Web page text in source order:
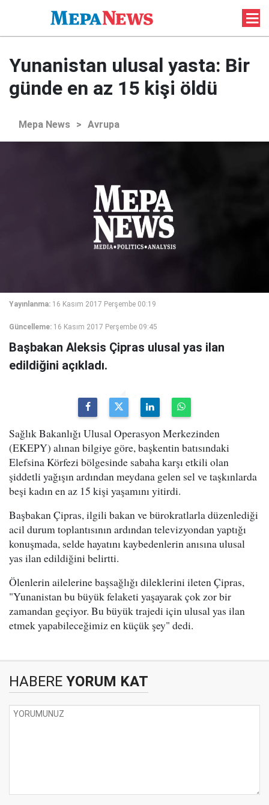
Yunanistan ulusal yasta: Bir
günde en az 15 kişi öldü
Mepa News > Avrupa
Yayınlanma: 16 Kasım 2017 Perşembe 00:19
Güncelleme: 16 Kasım 2017 Perşembe 09:45
Başbakan Aleksis Çipras ulusal yas ilan
edildiğini açıkladı.
Sağlık Bakanlığı Ulusal Operasyon Merkezinden
(EKEPY) alınan bilgiye göre, başkentin batısındaki
Elefsina Körfezi bölgesinde sabaha karşı etkili olan
şiddetli yağışın ardından meydana gelen sel ve taşkınlarda
beşi kadın en az 15 kişi yaşamını yitirdi.
​Başbakan Çipras, ilgili bakan ve bürokratlarla düzenlediği
acil durum toplantısının ardından televizyondan yaptığı
konuşmada, selde hayatını kaybedenlerin anısına ulusal
yas ilan edildiğini belirtti.
Ölenlerin ailelerine başsağlığı dileklerini ileten Çipras,
"Yunanistan bu büyük felaketi yaşayarak çok zor bir
zamandan geçiyor. Bu büyük trajedi için ulusal yas ilan
etmek yapabileceğimiz en küçük şey" dedi.
HABERE YORUM KAT